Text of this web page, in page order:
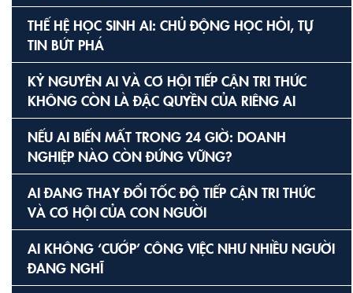
THẾ HỆ HỌC SINH AI: CHỦ ĐỘNG HỌC HỎI, TỰ
TIN BỨT PHÁ
KỶ NGUYÊN AI VÀ CƠ HỘI TIẾP CẬN TRI THỨC
KHÔNG CÒN LÀ ĐẶC QUYỀN CỦA RIÊNG AI
NẾU AI BIẾN MẤT TRONG 24 GIỜ: DOANH
NGHIỆP NÀO CÒN ĐỨNG VỮNG?
AI ĐANG THAY ĐỔI TỐC ĐỘ TIẾP CẬN TRI THỨC
VÀ CƠ HỘI CỦA CON NGƯỜI
AI KHÔNG ‘CƯỚP’ CÔNG VIỆC NHƯ NHIỀU NGƯỜI
ĐANG NGHĨ